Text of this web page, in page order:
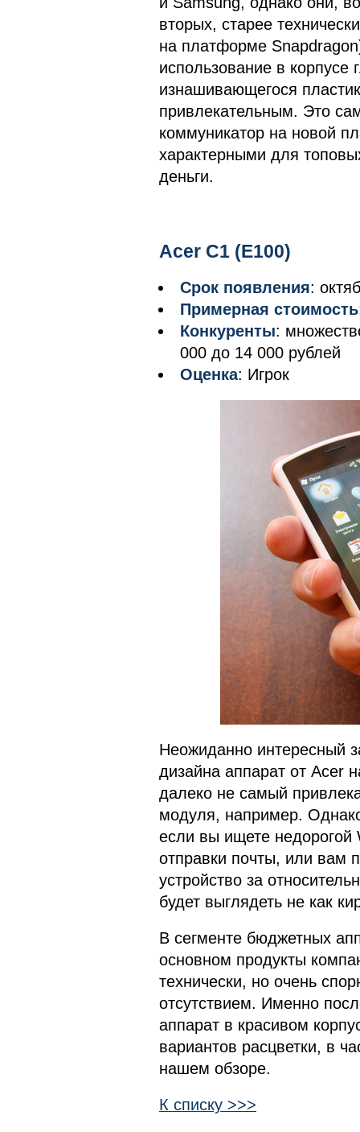
вторых, старее
на платформе
использование в корпусе
изнашивающегося
привлекательным. Это
коммуникатор на новой
характерными для
деньги.
Acer C1 (E100)
Срок появления:
Примерная стоимость
Конкуренты:
000 до 14 000 рублей
Оценка: Игрок
Неожиданно интересный
дизайна аппарат от Acer
далеко не самый
модуля, например.
если вы ищете недорогой
отправки почты, или вам
устройство за
будет выглядеть не как
В сегменте бюджетных
основном продукты
технически, но очень
отсутствием. Именно
аппарат в красивом
вариантов расцветки, в
нашем обзоре.
К списку >>>